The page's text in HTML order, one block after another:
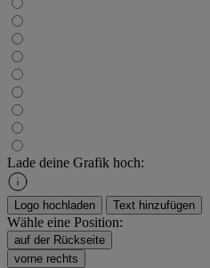
Lade deine Grafik hoch:
Logo hochladen Text hinzufügen
Wähle eine Position:
auf der Rückseite
vorne rechts